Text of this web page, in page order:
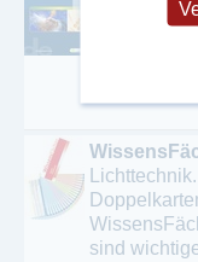
ergabe
Seiten.
inhaltlich,
sind